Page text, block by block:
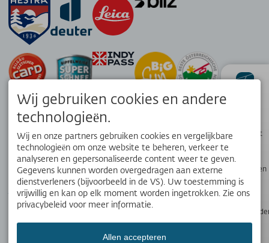
Pistekaart
Webcams en
weer
APP
Jouw lokale reisgenoot. Download de gratis OK Bergbahnen app!
Wij gebruiken cookies en andere
technologieën.
Wij en onze partners gebruiken cookies en vergelijkbare
technologieën om onze website te beheren, verkeer te
analyseren en gepersonaliseerde content weer te geven.
Gegevens kunnen worden overgedragen aan externe
dienstverleners (bijvoorbeeld in de VS). Uw toestemming is
vrijwillig en kan op elk moment worden ingetrokken. Zie ons
privacybeleid voor meer informatie.
Allen accepteren